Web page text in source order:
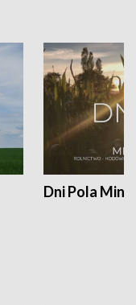
Dni Pola